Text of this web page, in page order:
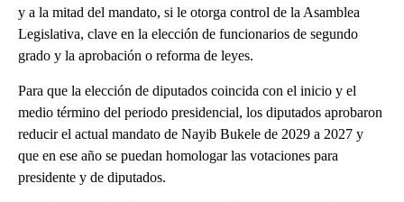
y a la mitad del mandato, si le otorga control de la Asamblea
Legislativa, clave en la elección de funcionarios de segundo
grado y la aprobación o reforma de leyes.
Para que la elección de diputados coincida con el inicio y el
medio término del periodo presidencial, los diputados aprobaron
reducir el actual mandato de Nayib Bukele de 2029 a 2027 y
que en ese año se puedan homologar las votaciones para
presidente y de diputados.